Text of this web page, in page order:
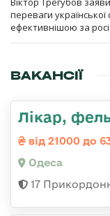
переваги
ефективнішою за
ВАКАНСІЇ
Лікар,
від 21000 до
Одеса
17